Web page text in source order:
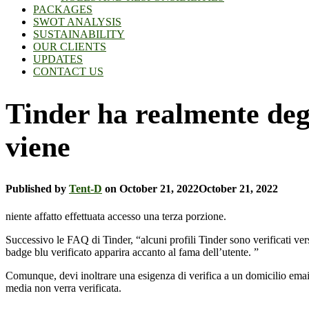
PACKAGES
SWOT ANALYSIS
SUSTAINABILITY
OUR CLIENTS
UPDATES
CONTACT US
Tinder ha realmente
viene
Published by Tent-D on October 21, 2022October 21, 2022
niente affatto effettuata accesso una terza porzione.
Successivo le FAQ di Tinder, “alcuni profili Tinder sono verificati
badge blu verificato apparira accanto al fama dell’utente. ”
Comunque, devi inoltrare una esigenza di verifica a un domicilio
media non verra verificata.